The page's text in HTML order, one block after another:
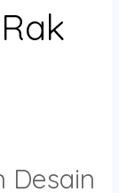
Desain